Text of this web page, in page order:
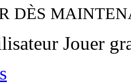
DÈS
Jouer